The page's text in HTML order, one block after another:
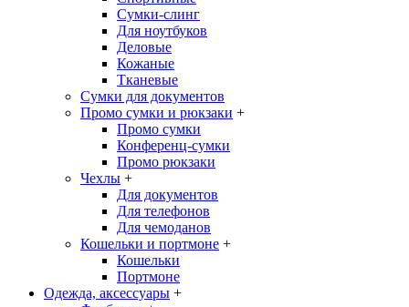
Сумки-слинг
Для ноутбуков
Деловые
Кожаные
Тканевые
Сумки для документов
Промо сумки и рюкзаки +
Промо сумки
Конференц-сумки
Промо рюкзаки
Чехлы +
Для документов
Для телефонов
Для чемоданов
Кошельки и портмоне +
Кошельки
Портмоне
Одежда, аксессуары +